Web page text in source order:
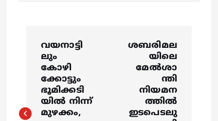
t
വയനാട്ടി
ലും
കോഴി
ക്കോട്ടും
ഭൂമിക്കടി
യില്‍ നിന്ന്
മുഴക്കം,
ശബരിമല
യിലെ
മേൽശാ
ന്തി
നിയമന
ത്തില്‍
ഇടപെടലു